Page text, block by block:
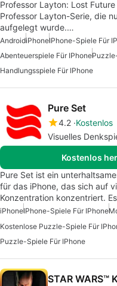
Professor Layton: Lost
Professor Layton-Serie, die
aufgelegt wurde.…
AndroidiPhoneIPhone-Spiele Für
Abenteuerspiele Für IPhone
Handlungsspiele Für IPhone
Pure Set
4.2 Kostenlos
Visuelles
Kostenlos
Pure Set ist ein
für das iPhone, das sich auf
Konzentration konzentriert.
iPhoneIPhone-Spiele Für IPhone
Kostenlose Puzzle-Spiele Für
Puzzle-Spiele Für IPhone
STAR WARS™